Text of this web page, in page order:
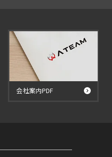
会社案内PDF